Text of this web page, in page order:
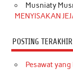
Musniaty
MENYISAKAN
POSTING TERAKHIR
Pesawat